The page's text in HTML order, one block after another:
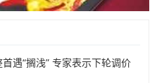
遇“搁浅” 专家表示下轮调价